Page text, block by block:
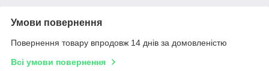
Умови повернення
Повернення товару впродовж 14 днів за домовленістю
Всі умови повернення